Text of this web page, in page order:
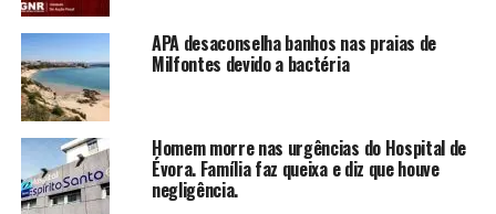
APA desaconselha banhos nas praias de
Milfontes devido a bactéria
Homem morre nas urgências do Hospital de
Évora. Família faz queixa e diz que houve
negligência.